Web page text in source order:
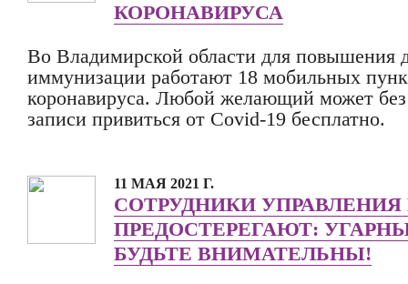
КОРОНАВИРУСА
Во Владимирской области для повышения
иммунизации работают 18 мобильных
коронавируса. Любой желающий может без
записи привиться от Covid-19 бесплатно.
11 МАЯ 2021 Г.
СОТРУДНИКИ УПРАВЛЕНИЯ
ПРЕДОСТЕРЕГАЮТ:
БУДЬТЕ ВНИМАТЕЛЬНЫ!